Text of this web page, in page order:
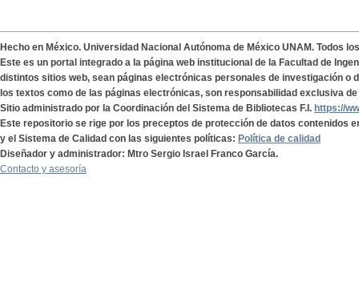
Hecho en México. Universidad Nacional Autónoma de México UNAM. Todos
Este es un portal integrado a la página web institucional de la Facultad de
distintos sitios web, sean páginas electrónicas personales de investigación o
los textos como de las páginas electrónicas, son responsabilidad exclusiva
Sitio administrado por la Coordinación del Sistema de Bibliotecas F.I. https://
Este repositorio se rige por los preceptos de protección de datos contenidos
y el Sistema de Calidad con las siguientes políticas: Política de calidad
Diseñador y administrador: Mtro Sergio Israel Franco García.
Contacto y asesoría